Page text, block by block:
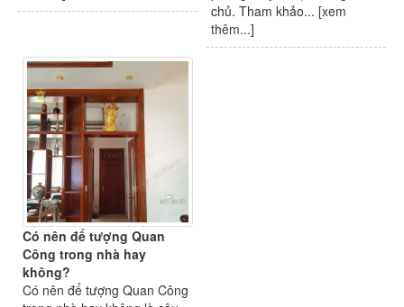
chủ. Tham khảo... [xem
thêm...]
Có nên để tượng Quan
Công trong nhà hay
không?
Có nên để tượng Quan Công